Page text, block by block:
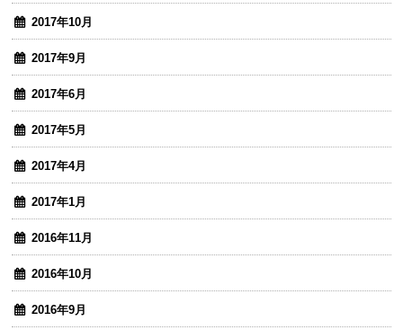
2017年10月
2017年9月
2017年6月
2017年5月
2017年4月
2017年1月
2016年11月
2016年10月
2016年9月